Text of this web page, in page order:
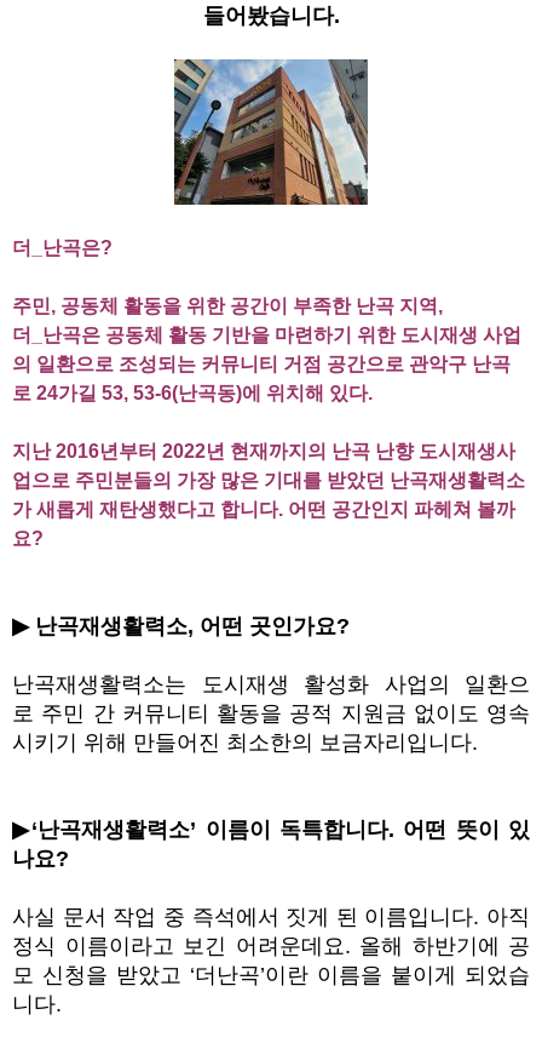
들어봤습니다.
더 난곡은?
주민, 공동체 활동을 위한 공간이 부족한 난곡 지역,
더_난곡은 공동체 활동 기반을 마련하기 위한 도시재생 사업
의 일환으로 조성되는 커뮤니티 거점 공간으로 관악구 난곡
로 24가길 53, 53-6(난곡동)에 위치해 있다.
지난2016년부터 2022년 현재까지의 난곡 난향 도시재생사
업으로 주민분들의 가장 많은 기대를 받았던 난곡재생활력소
가 새롭게 재탄생했다고 합니다. 어떤 공간인지 파헤쳐 볼까
요?
▶ 난곡재생활력소, 어떤 곳인가요?
난곡재생활력소는 도시재생 활성화 사업의 일환으
로 주민 간 커뮤니티 활동을 공적 지원금 없이도 영속
시키기 위해 만들어진 최소한의 보금자리입니다.
▶‘난곡재생활력소’ 이름이 독특합니다. 어떤 뜻이 있
나요?
사실 문서 작업 중 즉석에서 짓게 된 이름입니다. 아직
정식 이름이라고 보긴 어려운데요. 올해 하반기에 공
모 신청을 받았고 ‘더난곡’이란 이름을 붙이게 되었습
니다.